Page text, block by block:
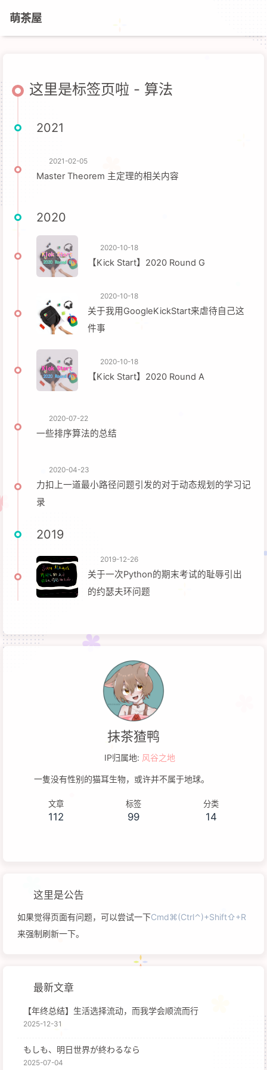
萌茶屋
这里是标签页啦 - 算法
2021
2021-02-05
Master Theorem 主定理的相关内容
2020
2020-10-18
【Kick Start】2020 Round G
2020-10-18
关于我用GoogleKickStart来虐待自己这
件事
2020-10-18
【Kick Start】2020 Round A
2020-07-22
一些排序算法的总结
2020-04-23
力扣上一道最小路径问题引发的对于动态规划的学习记
录
2019
2019-12-26
关于一次Python的期末考试的耻辱引出
的约瑟夫环问题
抹茶猹鸭
IP归属地: 风谷之地
一隻没有性别的猫耳生物，或许并不属于地球。
文章
112
标签
99
分类
14
这里是公告
如果觉得页面有问题，可以尝试一下Cmd⌘(Ctrl⌃)+Shift⇧+R
来强制刷新一下。
最新文章
【年终总结】生活选择流动，而我学会顺流而行
2025-12-31
もしも、明日世界が終わるなら
2025-07-04